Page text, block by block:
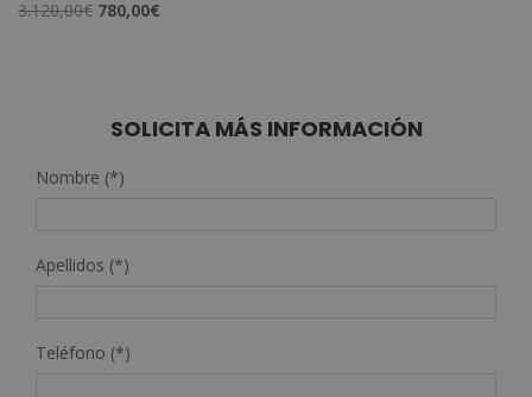
3.120,00€ El
3.120,00€.
780,00€
780,00€.
SOLICITA MÁS INFORMACIÓN
Nombre (*)
Apellidos (*)
Teléfono (*)